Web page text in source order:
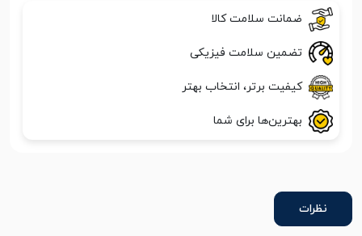
ضمانت سلامت کالا
تضمین سلامت فیزیکی
کیفیت برتر، انتخاب بهتر
بهترین‌ها برای شما
نظرات